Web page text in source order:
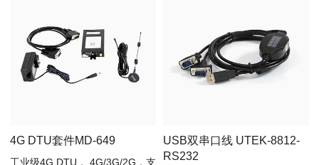
4G DTU套件MD-649
工业级4G DTU， 4G/3G/2G，支
USB双串口线 UTEK-8812-
RS232